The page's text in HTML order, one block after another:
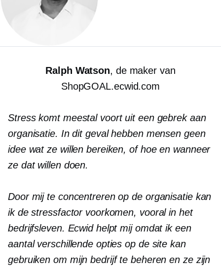
Ralph Watson, de maker van
ShopGOAL.ecwid.com
Stress komt meestal voort uit een gebrek aan
organisatie. In dit geval hebben mensen geen
idee wat ze willen bereiken, of hoe en wanneer
ze dat willen doen.
Door mij te concentreren op de organisatie kan
ik de stressfactor voorkomen, vooral in het
bedrijfsleven. Ecwid helpt mij omdat ik een
aantal verschillende opties op de site kan
gebruiken om mijn bedrijf te beheren en ze zijn